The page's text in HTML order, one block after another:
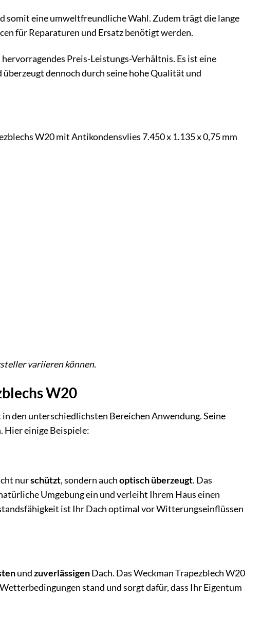
somit eine umweltfreundliche Wahl. Zudem trägt die lange
für Reparaturen und Ersatz benötigt werden.
Preis-Leistungs-Verhältnis. Es ist eine
dennoch durch seine hohe Qualität und
W20 mit Antikondensvlies 7.450 x 1.135 x 0,75 mm
variieren können.
W20
den unterschiedlichsten Bereichen Anwendung. Seine
Hier einige Beispiele:
nurschützt, sondern auchoptisch überzeugt. Das
Umgebung ein und verleiht Ihrem Haus einen
ist Ihr Dach optimal vor Witterungseinflüssen
undzuverlässigenDach. Das Weckman Trapezblech W20
stand und sorgt dafür, dass Ihr Eigentum